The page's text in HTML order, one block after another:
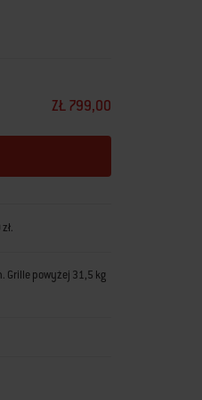
ZŁ 799,00
Grille powyżej 31,5 kg